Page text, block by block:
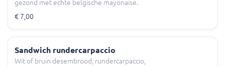
gezond met echte belgische mayonaise.
€ 7,00
Sandwich rundercarpaccio
Wit of bruin desembrood, rundercarpaccio,